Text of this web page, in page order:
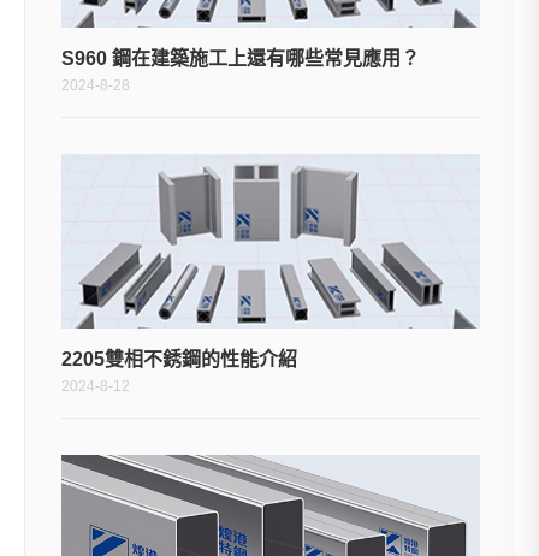
S960 鋼在建築施工上還有哪些常見應用？
2024-8-28
2205雙相不銹鋼的性能介紹
2024-8-12